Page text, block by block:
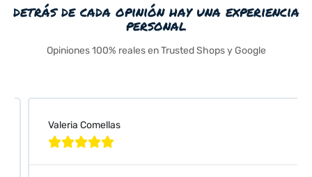
detrás de cada opinión hay una experiencia
personal
Opiniones 100% reales en Trusted Shops y Google
Valeria Comellas
